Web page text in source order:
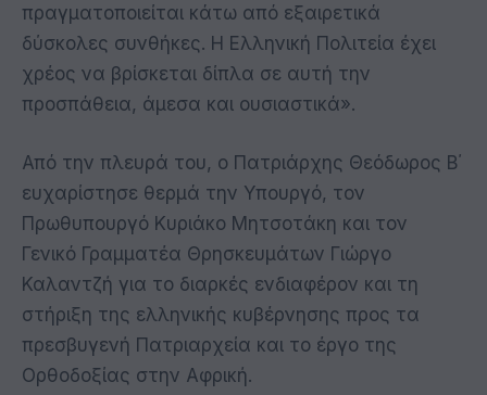
πραγματοποιείται κάτω από εξαιρετικά
δύσκολες συνθήκες. Η Ελληνική Πολιτεία έχει
χρέος να βρίσκεται δίπλα σε αυτή την
προσπάθεια, άμεσα και ουσιαστικά».
Από την πλευρά του, ο Πατριάρχης Θεόδωρος Β΄
ευχαρίστησε θερμά την Υπουργό, τον
Πρωθυπουργό Κυριάκο Μητσοτάκη και τον
Γενικό Γραμματέα Θρησκευμάτων Γιώργο
Καλαντζή για το διαρκές ενδιαφέρον και τη
στήριξη της ελληνικής κυβέρνησης προς τα
πρεσβυγενή Πατριαρχεία και το έργο της
Ορθοδοξίας στην Αφρική.